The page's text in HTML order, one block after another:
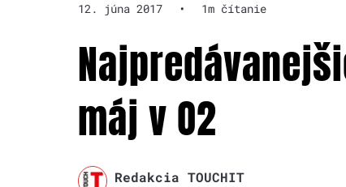
12. júna 2017 • 1m čítanie
máj v O2
Redakcia TOUCHIT